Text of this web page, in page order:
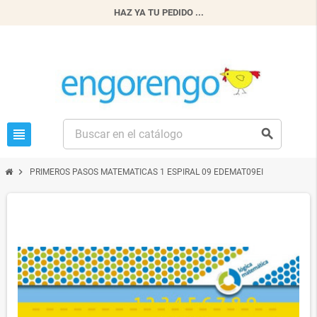
HAZ YA TU PEDIDO ...
view_headline search
chevron_right PRIMEROS PASOS MATEMATICAS 1 ESPIRAL 09 EDEMAT09EI